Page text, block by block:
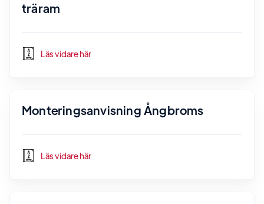
träram
Läs vidare här
Monteringsanvisning Ångbroms
Läs vidare här